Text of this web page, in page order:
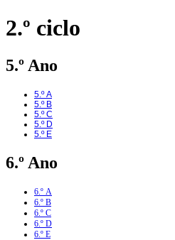
2.º ciclo
5.º Ano
5.º A
5.º B
5.º C
5.º D
5.º E
6.º Ano
6.º A
6.º B
6.º C
6.º D
6.º E